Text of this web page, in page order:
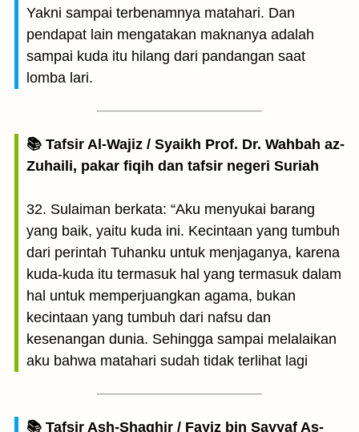
Yakni sampai terbenamnya matahari. Dan
pendapat lain mengatakan maknanya adalah
sampai kuda itu hilang dari pandangan saat
lomba lari.
📚 Tafsir Al-Wajiz / Syaikh Prof. Dr. Wahbah az-
Zuhaili, pakar fiqih dan tafsir negeri Suriah
32. Sulaiman berkata: “Aku menyukai barang
yang baik, yaitu kuda ini. Kecintaan yang tumbuh
dari perintah Tuhanku untuk menjaganya, karena
kuda-kuda itu termasuk hal yang termasuk dalam
hal untuk memperjuangkan agama, bukan
kecintaan yang tumbuh dari nafsu dan
kesenangan dunia. Sehingga sampai melalaikan
aku bahwa matahari sudah tidak terlihat lagi
📚 Tafsir Ash-Shaghir / Fayiz bin Sayyaf As-